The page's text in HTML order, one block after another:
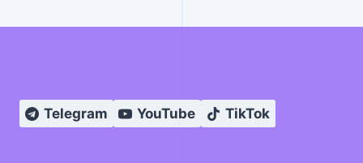
Telegram YouTube TikTok